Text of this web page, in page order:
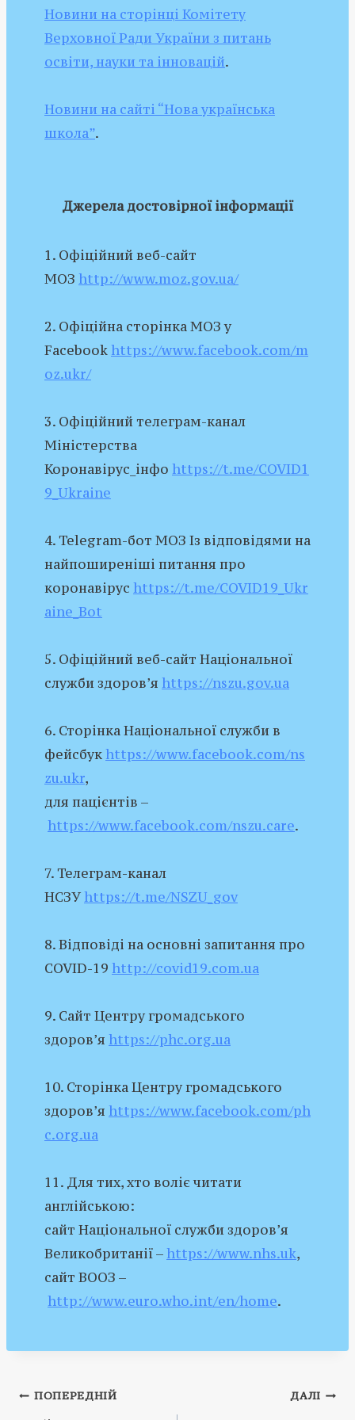
Новини на сторінці Комітету
Верховної Ради України з питань
освіти, науки та інновацій.
Новини на сайті “Нова українська
школа”.
Джерела достовірної інформації
1. Офіційний веб-сайт
МОЗ http://www.moz.gov.ua/
2. Офіційна сторінка МОЗ у
Facebook https://www.facebook.com/m
oz.ukr/
3. Офіційний телеграм-канал
Міністерства
Коронавірус_інфо https://t.me/COVID1
9_Ukraine
4. Telegram-бот МОЗ Із відповідями на
найпоширеніші питання про
коронавірус https://t.me/COVID19_Ukr
aine_Bot
5. Офіційний веб-сайт Національної
служби здоров’я https://nszu.gov.ua
6. Сторінка Національної служби в
фейсбук https://www.facebook.com/ns
zu.ukr,
для пацієнтів –
https://www.facebook.com/nszu.care.
7. Телеграм-канал
НСЗУhttps://t.me/NSZU_gov
8. Відповіді на основні запитання про
COVID-19 http://covid19.com.ua
9. Сайт Центру громадського
здоров’я https://phc.org.ua
10. Сторінка Центру громадського
здоров’я https://www.facebook.com/ph
c.org.ua
11. Для тих, хто воліє читати
англійською:
сайт Національної служби здоров’я
Великобританії – https://www.nhs.uk,
сайт ВООЗ –
http://www.euro.who.int/en/home.
Навігація
ПОПЕРЕДНІЙ ДАЛІ